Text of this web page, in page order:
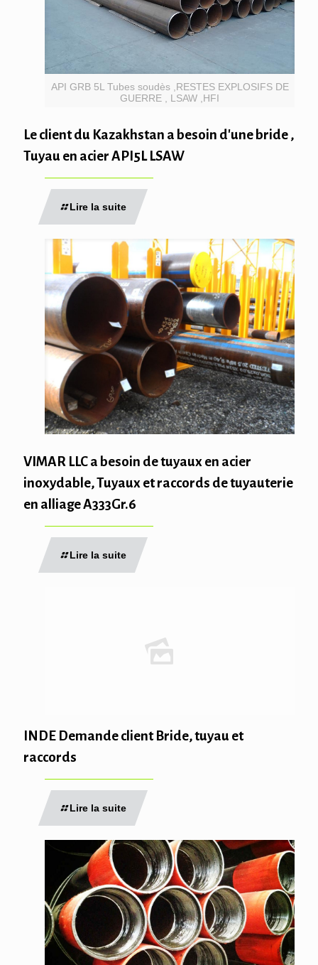
API GRB 5L Tubes soudès ,RESTES EXPLOSIFS DE
GUERRE , LSAW ,HFI
Le client du Kazakhstan a besoin d'une bride ,
Tuyau en acier API5L LSAW
Lire la suite
VIMAR LLC a besoin de tuyaux en acier
inoxydable, Tuyaux et raccords de tuyauterie
en alliage A333Gr.6
Lire la suite
INDE Demande client Bride, tuyau et
raccords
Lire la suite